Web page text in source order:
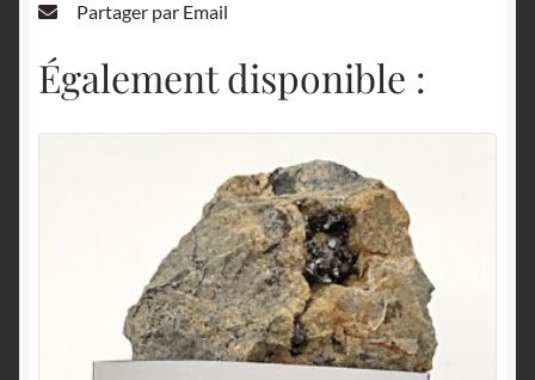
Partager par Email
Également disponible :